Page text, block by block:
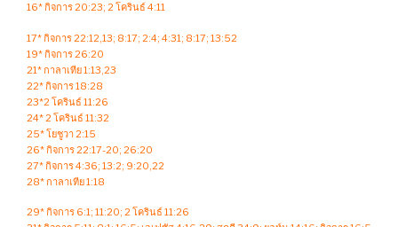
16* กิจการ 20:23; 2 โครินธ์ 4:11
17* กิจการ 22:12,13; 8:17; 2:4; 4:31; 8:17; 13:52
19* กิจการ 26:20
21* กาลาเทีย 1:13,23
22* กิจการ 18:28
23*2 โครินธ์ 11:26
24* 2 โครินธ์ 11:32
25* โยชูวา 2:15
26* กิจการ 22:17-20; 26:20
27* กิจการ 4:36; 13:2; 9:20,22
28* กาลาเทีย 1:18
29* กิจการ 6:1; 11:20; 2 โครินธ์ 11:26